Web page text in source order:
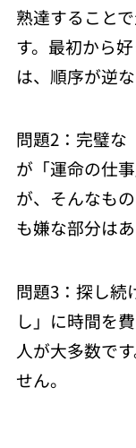
熟達すること
す。最初から
は、順序が逆な
問題2：完璧な
が「運命の仕
が、そんなも
も嫌な部分はあ
問題3：探し続
し」に時間を
人が大多数で
せん。